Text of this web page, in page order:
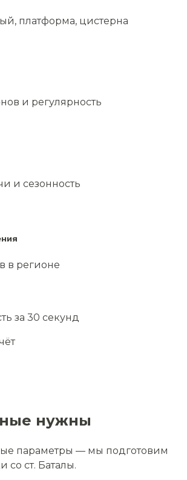
платформа, цистерна
и регулярность
и сезонность
в регионе
за 30 секунд
нужны
параметры — мы подготовим
со ст. Баталы.